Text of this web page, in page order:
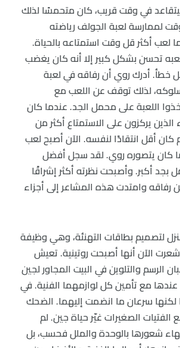
في وقت قريب، كان متحمسًا لذلك
لممارسة لعبة الجولف رياضته
لعب أكثر قل وقت استمتاعه بالحياة.
تحسن بشكل كبير إلا أنه كان يغضب
أدرك روي أن رفاقه في لعبة
لذلك توقف عن اللعب مع
اللعبة على محمل الجد. عندما كان
يركزون على الاستمتاع أكثر من
كان أقل انتقادًا لنفسه. الآن أصبح لعب
كان يتصوره روي. لقد سجل أفضل
بجد أكبر. وأصبحت نظرته أكثر إشراقًا
رفاقه وامتدت هذه المشاعر إلى أجزاء
لتصميم بطاقات التهنئة، وهي وظيفة
الآن أنها أصبحت روتينية. تعيش
الرسم والتلوين في البيت المجاور لجين
مع تأمين كل لوازمهما الفنية. في
لكنها سرعان ما انضمت إليهما. الضحك
الفتيات الصغيرات غيّر حياة جين. لم
شعورها بالوحدة والملل فحسب، بل